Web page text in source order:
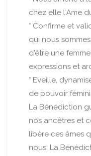
chez elle l'Ame
° Confirme et
qui nous
d'être une
expressions et
° Eveille,
de pouvoir
La Bénédiction
nos ancêtres et
libère ces âmes
nous. La